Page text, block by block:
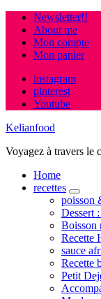
Newsletter!!
About me
Mon compte
Mon panier
instagram
pinterest
Youtube
Kelianfood
Voyagez à travers le
Home
recettes
child
menu
poisson
Dessert
Boisson
Recette
sauce
Recette
Petit